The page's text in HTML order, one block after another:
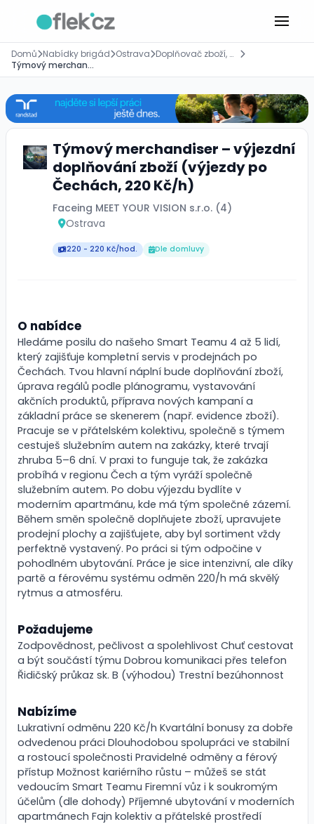
Domů Nabídky brigád Ostrava
Doplňovač zboží, merchandiser
Týmový merchandiser – výjezdní doplňování zboží (výjezdy po Čechách, 220 Kč/h)
Týmový merchandiser – výjezdní
doplňování zboží (výjezdy po
Čechách, 220 Kč/h)
Faceing MEET YOUR VISION s.r.o. (4)
Ostrava
220 - 220 Kč/hod. Dle domluvy
O nabídce
Hledáme posilu do našeho Smart Teamu 4 až 5 lidí,
který zajišťuje kompletní servis v prodejnách po
Čechách. Tvou hlavní náplní bude doplňování zboží,
úprava regálů podle plánogramu, vystavování
akčních produktů, příprava nových kampaní a
základní práce se skenerem (např. evidence zboží).
Pracuje se v přátelském kolektivu, společně s týmem
cestuješ služebním autem na zakázky, které trvají
zhruba 5–6 dní. V praxi to funguje tak, že zakázka
probíhá v regionu Čech a tým vyráží společně
služebním autem. Po dobu výjezdu bydlíte v
moderním apartmánu, kde má tým společné zázemí.
Během směn společně doplňujete zboží, upravujete
prodejní plochy a zajišťujete, aby byl sortiment vždy
perfektně vystavený. Po práci si tým odpočine v
pohodlném ubytování. Práce je sice intenzivní, ale díky
partě a férovému systému odměn 220/h má skvělý
rytmus a atmosféru.
Požadujeme
Zodpovědnost, pečlivost a spolehlivost Chuť cestovat
a být součástí týmu Dobrou komunikaci přes telefon
Řidičský průkaz sk. B (výhodou) Trestní bezúhonnost
Nabízíme
Lukrativní odměnu 220 Kč/h Kvartální bonusy za dobře
odvedenou práci Dlouhodobou spolupráci ve stabilní
a rostoucí společnosti Pravidelné odměny a férový
přístup Možnost kariérního růstu – můžeš se stát
vedoucím Smart Teamu Firemní vůz i k soukromým
účelům (dle dohody) Příjemné ubytování v moderních
apartmánech Fajn kolektiv a přátelské prostředí